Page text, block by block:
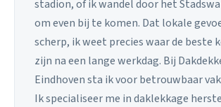
stadion, of ik wandel door het
om even bij te komen. Dat lokale
scherp, ik weet precies waar de beste
zijn na een lange werkdag. Bij
Eindhoven sta ik voor betrouwbaar
Ik specialiseer me in daklekkage